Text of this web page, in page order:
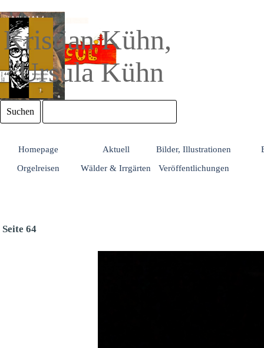
Kristian Kühn,
Ursula Kühn
Suchen
Homepage Aktuell Bilder, Illustrationen
Orgelreisen
Wälder & Irrgärten Veröffentlichungen
Seite 64